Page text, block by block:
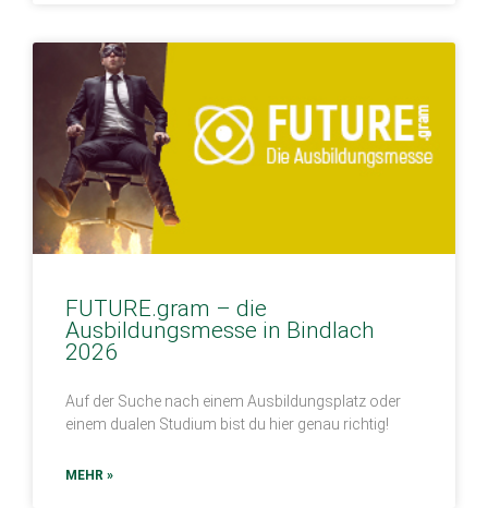
FUTURE.gram – die
Ausbildungsmesse in Bindlach
2026
Auf der Suche nach einem Ausbildungsplatz oder
einem dualen Studium bist du hier genau richtig!
MEHR »